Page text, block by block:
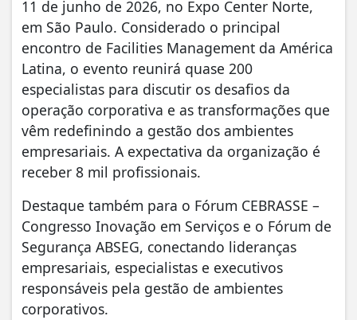
11 de junho de 2026, no Expo Center Norte,
em São Paulo. Considerado o principal
encontro de Facilities Management da América
Latina, o evento reunirá quase 200
especialistas para discutir os desafios da
operação corporativa e as transformações que
vêm redefinindo a gestão dos ambientes
empresariais. A expectativa da organização é
receber 8 mil profissionais.
Destaque também para o Fórum CEBRASSE –
Congresso Inovação em Serviços e o Fórum de
Segurança ABSEG, conectando lideranças
empresariais, especialistas e executivos
responsáveis pela gestão de ambientes
corporativos.